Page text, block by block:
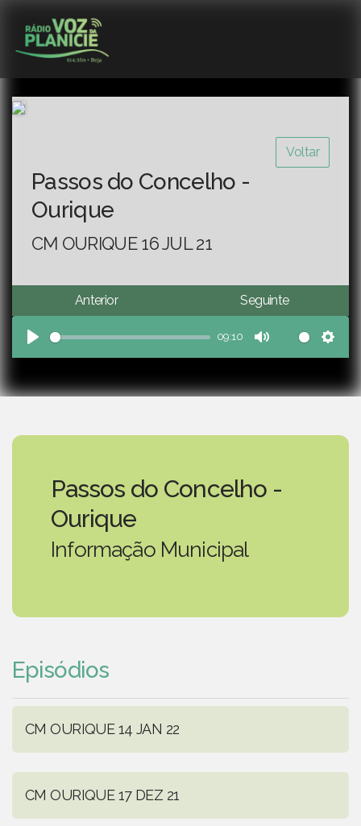
Voltar
Passos do Concelho -
Ourique
CM OURIQUE 16 JUL 21
Anterior Seguinte
Play
09:10
Mute
Passos do Concelho -
Ourique
Informação Municipal
Episódios
CM OURIQUE 14 JAN 22
CM OURIQUE 17 DEZ 21